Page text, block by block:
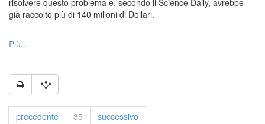
già raccolto più di 140 milioni di Dollari.
Più...
precedente 35 successivo